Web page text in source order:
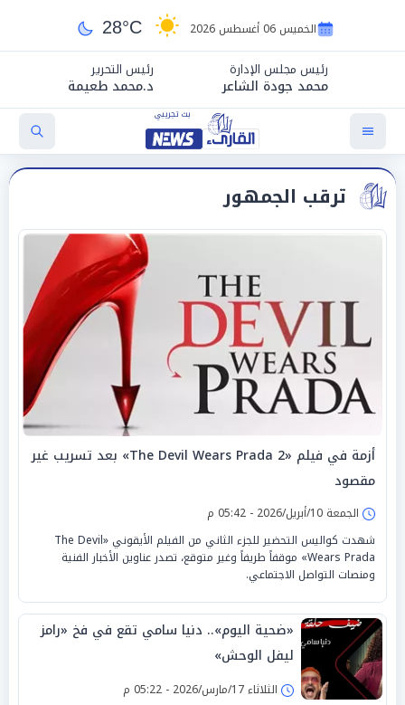
الخميس 06 أغسطس 2026 28°C
رئيس مجلس الإدارة
محمد جودة الشاعر
رئيس التحرير
د.محمد طعيمة
ترقب الجمهور
أزمة في فيلم «The Devil Wears Prada 2» بعد تسريب غير
مقصود
الجمعة 10/أبريل/2026 - 05:42 م
شهدت كواليس التحضير للجزء الثاني من الفيلم الأيقوني «The Devil
Wears Prada» موقفاً طريفاً وغير متوقع، تصدر عناوين الأخبار الفنية
ومنصات التواصل الاجتماعي.
«ضحية اليوم».. دنيا سامي تقع في فخ «رامز
ليفل الوحش»
الثلاثاء 17/مارس/2026 - 05:22 م